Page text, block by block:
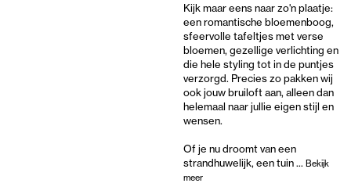
Kijk maar eens naar zo'n plaatje:
een romantische bloemenboog,
sfeervolle tafeltjes met verse
bloemen, gezellige verlichting en
die hele styling tot in de puntjes
verzorgd. Precies zo pakken wij
ook jouw bruiloft aan, alleen dan
helemaal naar jullie eigen stijl en
wensen.
Of je nu droomt van een
strandhuwelijk, een tuin... Bekijk
meer